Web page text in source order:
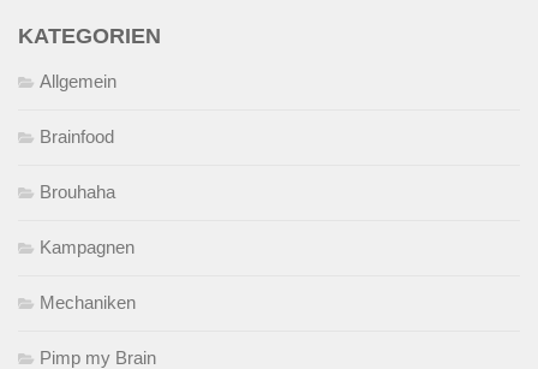
KATEGORIEN
Allgemein
Brainfood
Brouhaha
Kampagnen
Mechaniken
Pimp my Brain